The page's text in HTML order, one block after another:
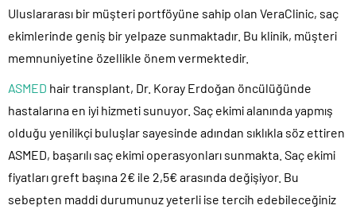
Uluslararası bir müşteri portföyüne sahip olan VeraClinic, saç
ekimlerinde geniş bir yelpaze sunmaktadır. Bu klinik, müşteri
memnuniyetine özellikle önem vermektedir.
ASMED hair transplant, Dr. Koray Erdoğan öncülüğünde
hastalarına en iyi hizmeti sunuyor. Saç ekimi alanında yapmış
olduğu yenilikçi buluşlar sayesinde adından sıklıkla söz ettiren
ASMED, başarılı saç ekimi operasyonları sunmakta. Saç ekimi
fiyatları greft başına 2€ ile 2,5€ arasında değişiyor. Bu
sebepten maddi durumunuz yeterli ise tercih edebileceğiniz